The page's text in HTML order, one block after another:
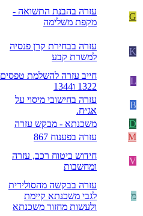
G
עזרה בהבנת התשואה -
מקפת משלימה
K
עזרה בבחירת קרן פנסיה
למשרת קבע
L
חייב עזרה להשלמת טפסים
1322 ו1344
B
עזרה בחישובי מיסוי על
אג״ח.
D
משכנתא - מבקש עזרה
M
עזרה בפענוח 867
V
חידוש ביטוח רכב, עזרה
ומחשבות
מ
עזרה בבקשה מהסולידית
לגבי משכנתא קיימת
ולעשות מחזור משכנתא